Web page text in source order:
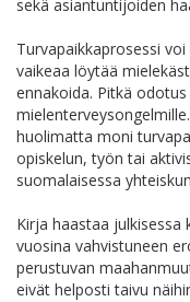
sekä asiantuntijoiden
Turvapaikkaprosessi
vaikeaa löytää
ennakoida. Pitkä
huolimatta moni
opiskelun, työn tai
suomalaisessa
Kirja haastaa julkisessa
vuosina vahvistuneen
perustuvan
eivät helposti taivu